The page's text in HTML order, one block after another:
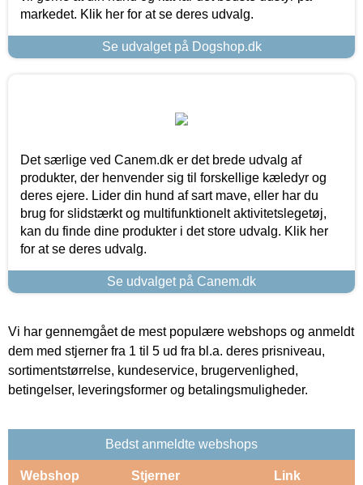
markedet. Klik her for at se deres udvalg.
Se udvalget på Dogshop.dk
Det særlige ved Canem.dk er det brede udvalg af
produkter, der henvender sig til forskellige kæledyr og
deres ejere. Lider din hund af sart mave, eller har du
brug for slidstærkt og multifunktionelt aktivitetslegetøj,
kan du finde dine produkter i det store udvalg. Klik her
for at se deres udvalg.
Se udvalget på Canem.dk
Vi har gennemgået de mest populære webshops og anmeldt
dem med stjerner fra 1 til 5 ud fra bl.a. deres prisniveau,
sortimentstørrelse, kundeservice, brugervenlighed,
betingelser, leveringsformer og betalingsmuligheder.
Bedst anmeldte webshops
Webshop Stjerner Link